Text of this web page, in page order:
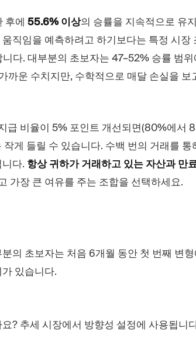
후에 55.6% 이상의 승률을 지속적으로 유
직임을 예측하려고 하기보다는 특정 시장
다. 대부분의 초보자는 47–52% 승률 범위
까운 수치지만, 수학적으로 매달 손실을 보
급 비율이 5% 포인트 개선되면(80%에서
게 들릴 수 있습니다. 수백 번의 거래를 통
다. 항상 귀하가 거래하고 있는 자산과 만
가장 큰 여유를 주는 조합을 선택하세요.
의 초보자는 처음 6개월 동안 첫 번째 변
있습니다.
? 추세 시장에서 방향성 설정에 사용됩니